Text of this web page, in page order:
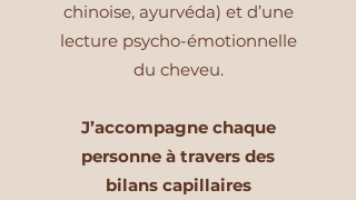
chinoise, ayurvéda) et d’une
lecture psycho-émotionnelle
du cheveu.
J’accompagne chaque
personne à travers des
bilans capillaires